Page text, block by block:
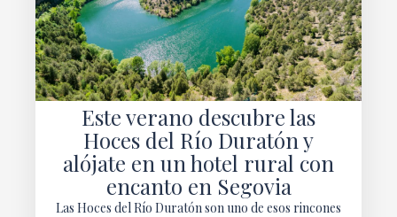
Este verano descubre las
Hoces del Río Duratón y
alójate en un hotel rural con
encanto en Segovia
Las Hoces del Río Duratón son uno de esos rincones